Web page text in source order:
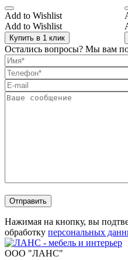
Add to Wishlist
Add to Wishlist
Купить в 1 клик
Остались вопросы? Мы вам
Отправить
Нажимая на кнопку, вы
обработку персональных
ООО "ЛАНС"